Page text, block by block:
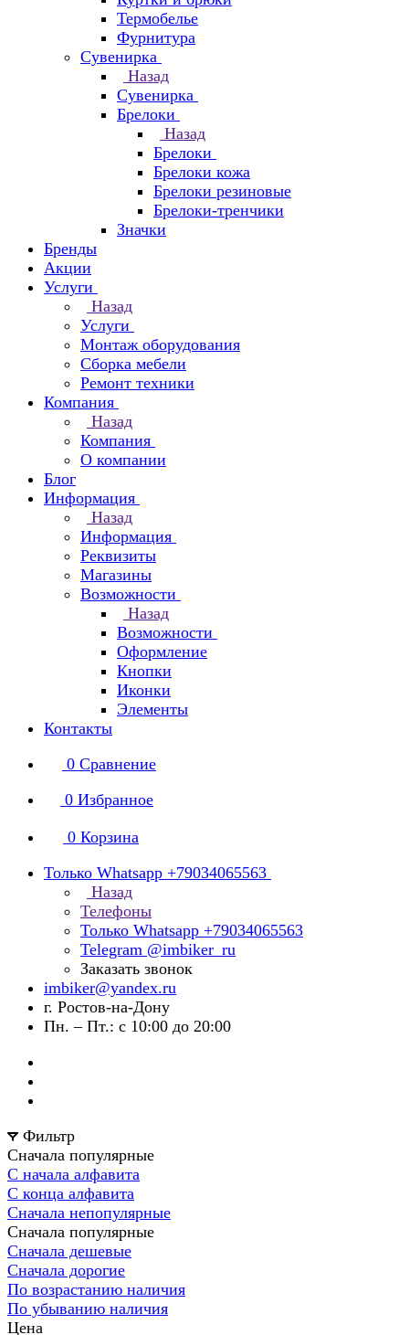
Термобелье
Фурнитура
Сувенирка
Назад
Сувенирка
Брелоки
Назад
Брелоки
Брелоки кожа
Брелоки резиновые
Брелоки-тренчики
Значки
Бренды
Акции
Услуги
Назад
Услуги
Монтаж оборудования
Сборка мебели
Ремонт техники
Компания
Назад
Компания
О компании
Блог
Информация
Назад
Информация
Реквизиты
Магазины
Возможности
Назад
Возможности
Оформление
Кнопки
Иконки
Элементы
Контакты
0 Сравнение
0 Избранное
0 Корзина
Только Whatsapp +79034065563
Назад
Телефоны
Только Whatsapp +79034065563
Telegram @imbiker_ru
Заказать звонок
imbiker@yandex.ru
г. Ростов-на-Дону
Пн. – Пт.: с 10:00 до 20:00
Фильтр
Сначала популярные
С начала алфавита
С конца алфавита
Сначала непопулярные
Сначала популярные
Сначала дешевые
Сначала дорогие
По возрастанию наличия
По убыванию наличия
Цена